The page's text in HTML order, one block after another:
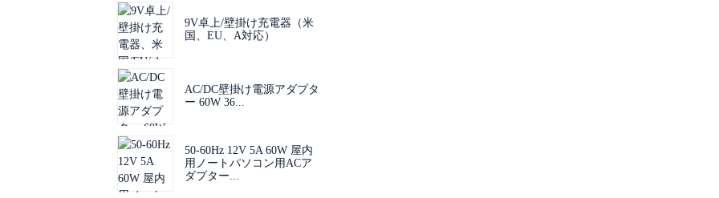
9V卓上/壁掛け充電器（米
国、EU、A対応）
AC/DC壁掛け電源アダプタ
ー 60W 36...
50-60Hz 12V 5A 60W 屋内
用ノートパソコン用ACア
ダプター...